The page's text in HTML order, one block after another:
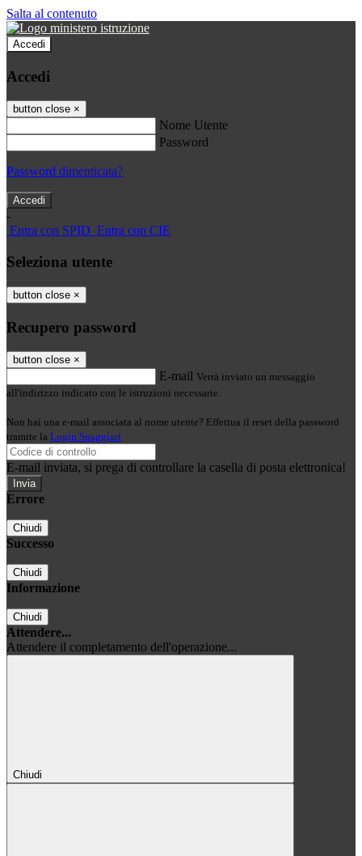
Salta al contenuto
Accedi
Accedi
button close ×
Nome Utente
Password
Password dimenticata?
-
Entra con SPID Entra con CIE
Seleziona utente
button close ×
Recupero password
button close ×
E-mail Verrà inviato un messaggio
all'indirizzo indicato con le istruzioni necessarie.
Non hai una e-mail associata al nome utente? Effettua il reset della password
tramite la Login Spaggiari
E-mail inviata, si prega di controllare la casella di posta elettronica!
Errore
Chiudi
Successo
Chiudi
Informazione
Chiudi
Attendere...
Attendere il completamento dell'operazione...
Chiudi